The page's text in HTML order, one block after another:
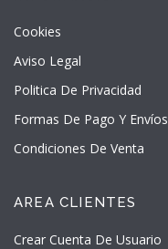
Cookies
Aviso Legal
Politica De Privacidad
Formas De Pago Y Envíos
Condiciones De Venta
AREA CLIENTES
Crear Cuenta De Usuario